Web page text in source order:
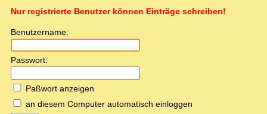
Nur registrierte Benutzer können Einträge schreiben!
Benutzername:
Passwort:
Paßwort anzeigen
an diesem Computer automatisch einloggen